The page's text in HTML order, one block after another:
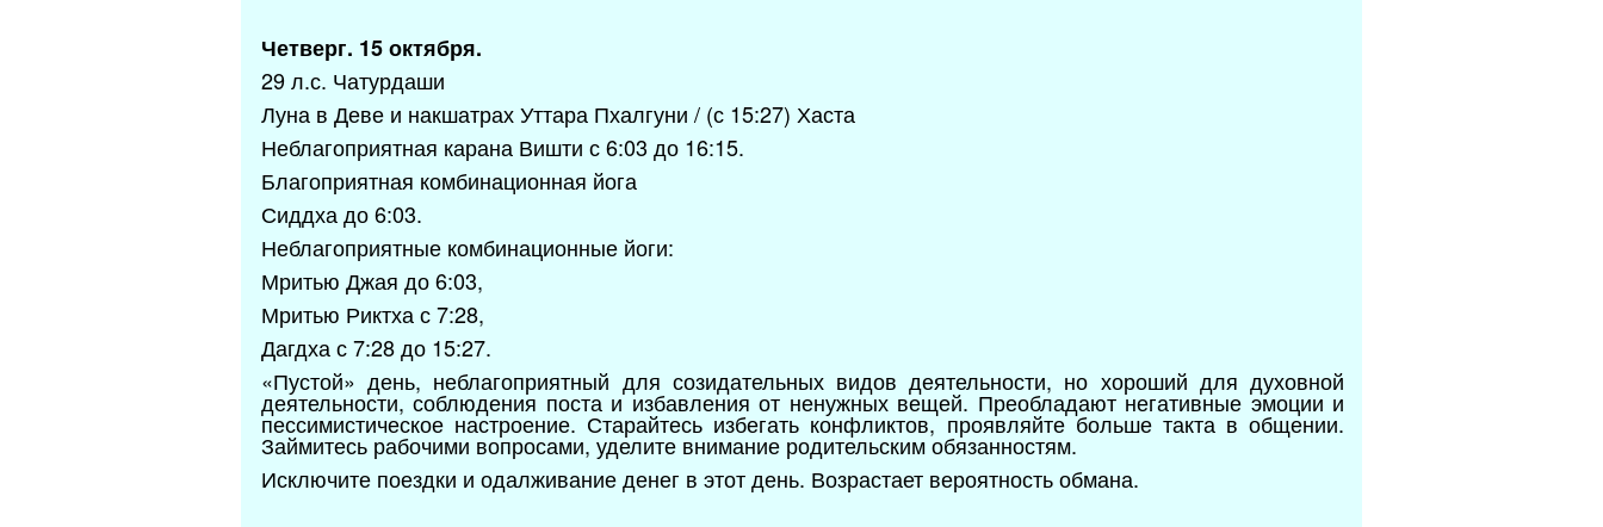
Четверг. 15 октября.
29 л.с. Чатурдаши
Луна в Деве и накшатрах Уттара Пхалгуни / (с 15:27) Хаста
Неблагоприятная карана Вишти с 6:03 до 16:15.
Благоприятная комбинационная йога
Сиддха до 6:03.
Неблагоприятные комбинационные йоги:
Мритью Джая до 6:03,
Мритью Риктха с 7:28,
Дагдха с 7:28 до 15:27.
«Пустой» день, неблагоприятный для созидательных видов деятельности, но хороший для духовной
деятельности, соблюдения поста и избавления от ненужных вещей. Преобладают негативные эмоции и
пессимистическое настроение. Старайтесь избегать конфликтов, проявляйте больше такта в общении.
Займитесь рабочими вопросами, уделите внимание родительским обязанностям.
Исключите поездки и одалживание денег в этот день. Возрастает вероятность обмана.